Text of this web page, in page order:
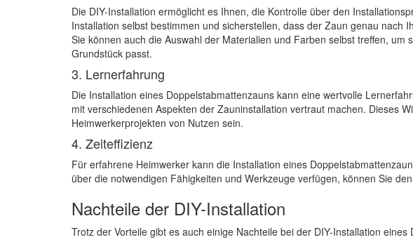
Die DIY-Installation ermöglicht es Ihnen, die Kontrolle über den
Installation selbst bestimmen und sicherstellen, dass der Zaun genau nach
Sie können auch die Auswahl der Materialien und Farben selbst treffen, um
Grundstück passt.
3. Lernerfahrung
Die Installation eines Doppelstabmattenzauns kann eine wertvolle
mit verschiedenen Aspekten der Zauninstallation vertraut machen. Dieses
Heimwerkerprojekten von Nutzen sein.
4. Zeiteffizienz
Für erfahrene Heimwerker kann die Installation eines
über die notwendigen Fähigkeiten und Werkzeuge verfügen, können Sie
Nachteile der DIY-Installation
Trotz der Vorteile gibt es auch einige Nachteile bei der DIY-Installation eines